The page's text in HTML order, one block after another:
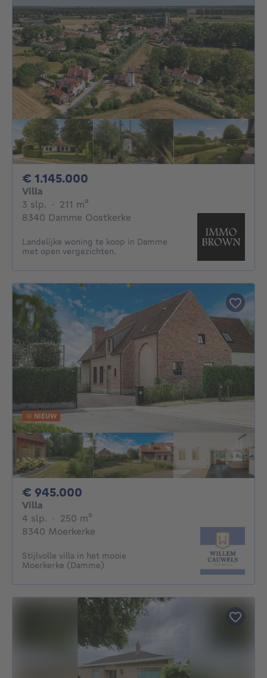
€ 1.145.000
Villa
3 slp. 3 slaapkamers
· 211 m²
8340 Damme Oostkerke
Landelijke woning te koop in Damme
met open vergezichten.
NIEUW
€ 945.000
Villa
4 slp. 4 slaapkamers
· 250 m²
8340 Moerkerke
Stijlvolle villa in het mooie
Moerkerke (Damme)